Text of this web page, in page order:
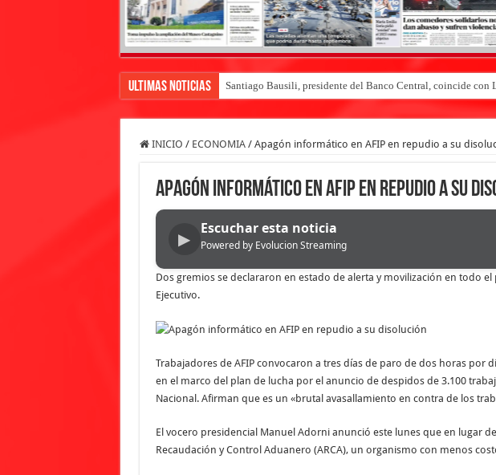
Ultimas Noticias Santiago Bausili, presidente del Banco Central, coincide con
INICIO / ECONOMIA / Apagón informático en AFIP en repudio a su
Apagón informático en AFIP en repudio a su
▶
Escuchar esta noticia
Powered by Evolucion Streaming
Dos gremios se declararon en estado de alerta y movilización en todo
Ejecutivo.
Trabajadores de AFIP convocaron a tres días de paro de dos horas por
en el marco del plan de lucha por el anuncio de despidos de 3.100
Nacional. Afirman que es un «brutal avasallamiento en contra de los
El vocero presidencial Manuel Adorni anunció este lunes que en lugar de
Recaudación y Control Aduanero (ARCA), un organismo con menos